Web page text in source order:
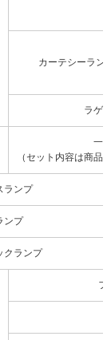
カーテシーラン
ラゲ
一
（セット内容は商品
ランプ
ンプ
クランプ
フ